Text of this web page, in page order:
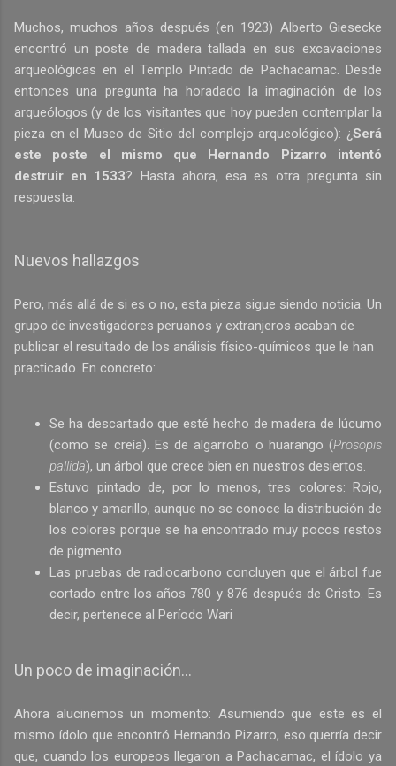
Muchos, muchos años después (en 1923) Alberto Giesecke
encontró un poste de madera tallada en sus excavaciones
arqueológicas en el Templo Pintado de Pachacamac. Desde
entonces una pregunta ha horadado la imaginación de los
arqueólogos (y de los visitantes que hoy pueden contemplar la
pieza en el Museo de Sitio del complejo arqueológico): ¿Será
este poste el mismo que Hernando Pizarro intentó
destruir en 1533? Hasta ahora, esa es otra pregunta sin
respuesta.
Nuevos hallazgos
Pero, más allá de si es o no, esta pieza sigue siendo noticia. Un
grupo de investigadores peruanos y extranjeros acaban de
publicar el resultado de los análisis físico-químicos que le han
practicado. En concreto:
Se ha descartado que esté hecho de madera de lúcumo
(como se creía). Es de algarrobo o huarango (Prosopis
pallida), un árbol que crece bien en nuestros desiertos.
Estuvo pintado de, por lo menos, tres colores: Rojo,
blanco y amarillo, aunque no se conoce la distribución de
los colores porque se ha encontrado muy pocos restos
de pigmento.
Las pruebas de radiocarbono concluyen que el árbol fue
cortado entre los años 780 y 876 después de Cristo. Es
decir, pertenece al Período Wari
Un poco de imaginación...
Ahora alucinemos un momento: Asumiendo que este es el
mismo ídolo que encontró Hernando Pizarro, eso querría decir
que, cuando los europeos llegaron a Pachacamac, el ídolo ya